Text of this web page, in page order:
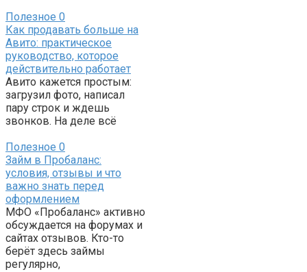
Полезное 0
Как продавать больше на
Авито: практическое
руководство, которое
действительно работает
Авито кажется простым:
загрузил фото, написал
пару строк и ждешь
звонков. На деле всё
Полезное 0
Займ в Пробаланс:
условия, отзывы и что
важно знать перед
оформлением
МФО «Пробаланс» активно
обсуждается на форумах и
сайтах отзывов. Кто-то
берёт здесь займы
регулярно,